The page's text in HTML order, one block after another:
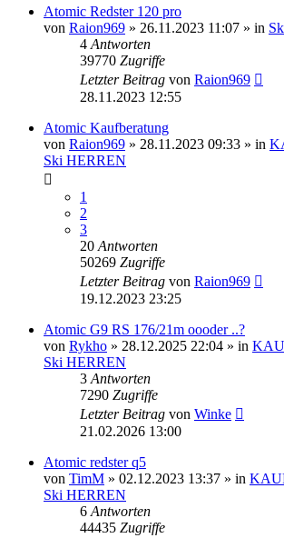
Atomic Redster 120 pro
von Raion969 » 26.11.2023 11:07 » in
4 Antworten
39770 Zugriffe
Letzter Beitrag von Raion969
28.11.2023 12:55
Atomic Kaufberatung
von Raion969 » 28.11.2023 09:33 » in
Ski HERREN
1
2
3
20 Antworten
50269 Zugriffe
Letzter Beitrag von Raion969
19.12.2023 23:25
Atomic G9 RS 176/21m oooder ..?
von Rykho » 28.12.2025 22:04 » in
Ski HERREN
3 Antworten
7290 Zugriffe
Letzter Beitrag von Winke
21.02.2026 13:00
Atomic redster q5
von TimM » 02.12.2023 13:37 » in
Ski HERREN
6 Antworten
44435 Zugriffe